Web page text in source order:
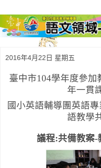
2016年4月22日 星期五
臺中市104學年度參加
年一貫
國小英語輔導團英語
語教學
議程:共備教案-